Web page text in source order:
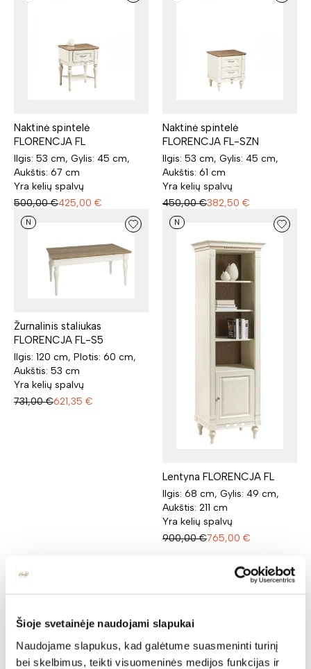
Šioje svetainėje naudojami slapukai
Naudojame slapukus, kad galėtume suasmeninti turinį
bei skelbimus, teikti visuomeninės medijos funkcijas ir
Naktinė spintelė
FLORENCJA FL
Ilgis: 53 cm, Gylis: 45 cm,
Aukštis: 67 cm
Yra kelių spalvų
500,00 €425,00 €
Naktinė spintelė
FLORENCJA FL-SZN
Ilgis: 53 cm, Gylis: 45 cm,
Aukštis: 61 cm
Yra kelių spalvų
450,00 €382,50 €
N
Žurnalinis staliukas
FLORENCJA FL-S5
Ilgis: 120 cm, Plotis: 60 cm,
Aukštis: 53 cm
Yra kelių spalvų
731,00 €621,35 €
N
Lentyna FLORENCJA FL
Ilgis: 68 cm, Gylis: 49 cm,
Aukštis: 211 cm
Yra kelių spalvų
900,00 €765,00 €
Rekomenduojamos
prekės